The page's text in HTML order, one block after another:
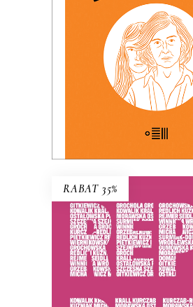
E-BOOK DO
49.99zł 32.49
KSIĄŻKA DO
RABAT 35%